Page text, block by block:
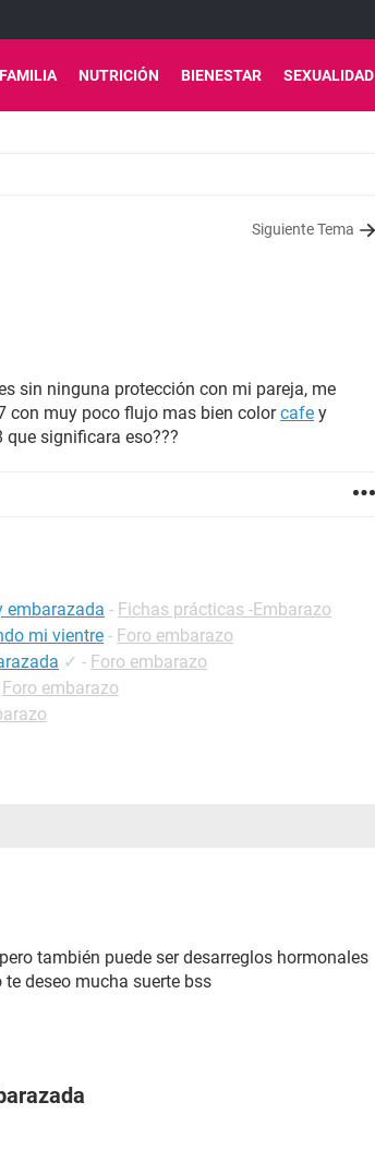
FAMILIA NUTRICIÓN BIENESTAR SEXUALIDAD
Siguiente Tema
sin ninguna protección con mi pareja, me
con muy poco flujo mas bien colorcafe y
significara eso???
embarazada - Fichas prácticas -Embarazo
mi vientre - Foro embarazo
✓ - Foro embarazo
Foro embarazo
también puede ser desarreglos hormonales
deseo mucha suerte bss